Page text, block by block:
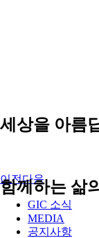
세상을 아름
함께하는 삶
이전다음
GIC 소식
MEDIA
공지사항